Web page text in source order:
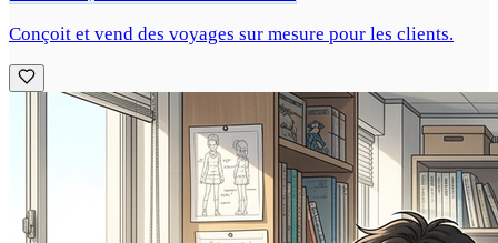
Conçoit et vend des voyages sur mesure pour les clients.